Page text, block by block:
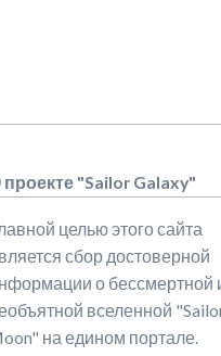
"Sailor Galaxy"
целью этого сайта
сбор достоверной
о бессмертной
вселенной
на едином портале.